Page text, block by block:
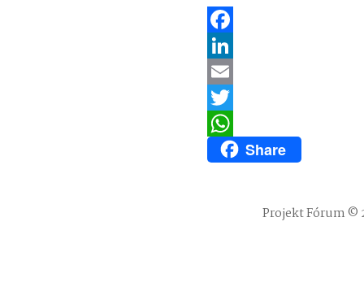
Facebook
LinkedIn
Email
Twitter
WhatsAppShare
Projekt Fórum ©